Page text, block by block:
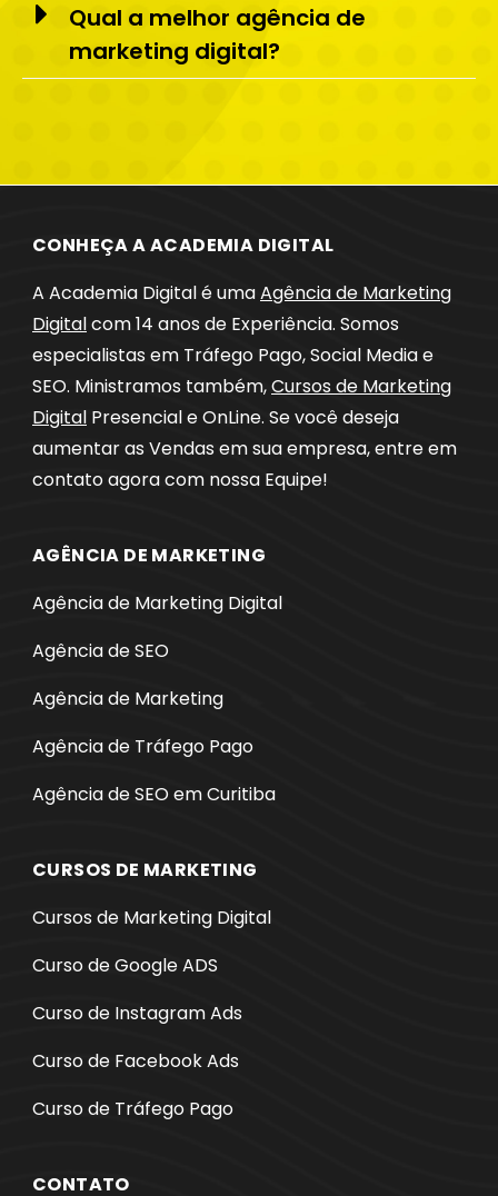
Qual a melhor agência de
marketing digital?
CONHEÇA A ACADEMIA DIGITAL
A Academia Digital é umaAgência de Marketing
Digitalcom 14 anos de Experiência. Somos
especialistas em Tráfego Pago, Social Media e
SEO. Ministramos também,Cursos de Marketing
Digital Presencial e OnLine. Se você deseja
aumentar as Vendas em sua empresa, entre em
contato agora com nossa Equipe!
AGÊNCIA DE MARKETING
Agência de Marketing Digital
Agência de SEO
Agência de Marketing
Agência de Tráfego Pago
Agência de SEO em Curitiba
CURSOS DE MARKETING
Cursos de Marketing Digital
Curso de Google ADS
Curso de Instagram Ads
Curso de Facebook Ads
Curso de Tráfego Pago
CONTATO